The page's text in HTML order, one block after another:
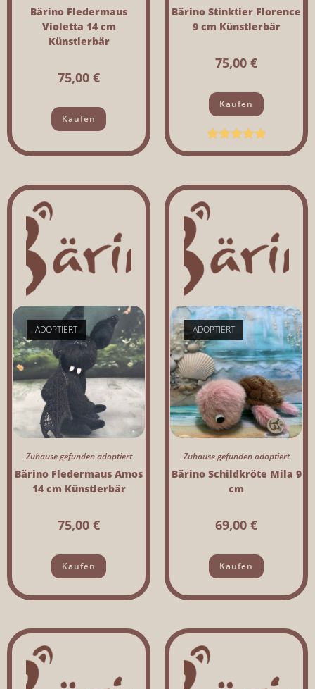
Bärino Fledermaus
Violetta 14 cm
Künstlerbär
75,00 €
Kaufen
Bärino Stinktier Florence
9 cm Künstlerbär
75,00 €
Kaufen
Bewertet mit
ADOPTIERT
Zuhause gefunden adoptiert
Bärino Fledermaus Amos
14 cm Künstlerbär
75,00 €
Kaufen
ADOPTIERT
Zuhause gefunden adoptiert
Bärino Schildkröte Mila 9
cm
69,00 €
Kaufen